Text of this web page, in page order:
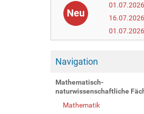
Neu
01.07.2026
16.07.2026
01.07.2026
Navigation
Mathematisch-
naturwissenschaftliche
Mathematik